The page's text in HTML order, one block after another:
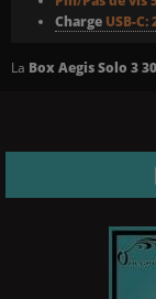
Charge USB-C:
La Box Aegis Solo 3